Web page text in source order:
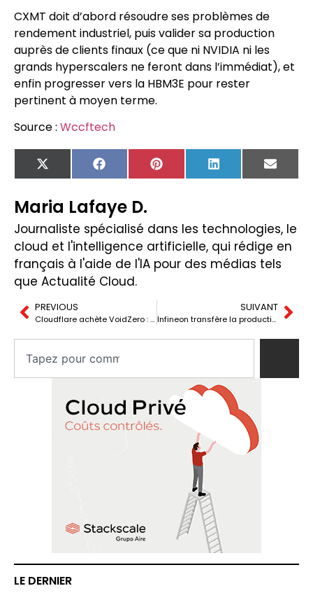
CXMT doit d’abord résoudre ses problèmes de
rendement industriel, puis valider sa production
auprès de clients finaux (ce que ni NVIDIA ni les
grands hyperscalers ne feront dans l’immédiat), et
enfin progresser vers la HBM3E pour rester
pertinent à moyen terme.
Source : Wccftech
X
(Twitter)
FacebookPinterest LinkedIn Email
Maria Lafaye D.
Journaliste spécialisé dans les technologies, le
cloud et l'intelligence artificielle, qui rédige en
français à l'aide de l'IA pour des médias tels
que Actualité Cloud.
PREVIOUS
Cloudflare achète VoidZero : Vite, Vitest et Rolldown intégrés dans la plateforme Workers
SUIVANT
Infineon transfère la production de Tijuana : réorganisation du backend semi-conducteurs
LE DERNIER